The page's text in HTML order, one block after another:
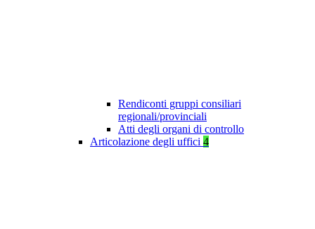
Rendiconti gruppi consiliari
regionali/provinciali
Atti degli organi di controllo
Articolazione degli uffici 4